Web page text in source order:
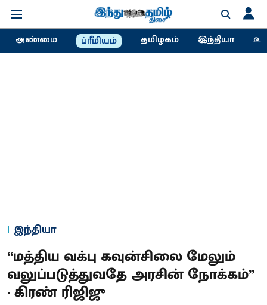
அண்மை ப்ரீமியம் தமிழகம் இந்தியா
இந்தியா
“மத்திய வக்பு கவுன்சிலை மேலும்
வலுப்படுத்துவதே அரசின் நோக்கம்”
- கிரண் ரிஜிஜு